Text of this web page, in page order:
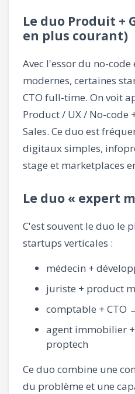
Le duo Produit +
en plus courant)
Avec l'essor du no-code
modernes, certaines
CTO full-time. On voit
Product / UX / No-code
Sales. Ce duo est
digitaux simples,
stage et marketplaces
Le duo « expert
C'est souvent le duo le
startups verticales :
médecin +
juriste + product
comptable + CTO
agent immobilier
proptech
Ce duo combine une
du problème et une